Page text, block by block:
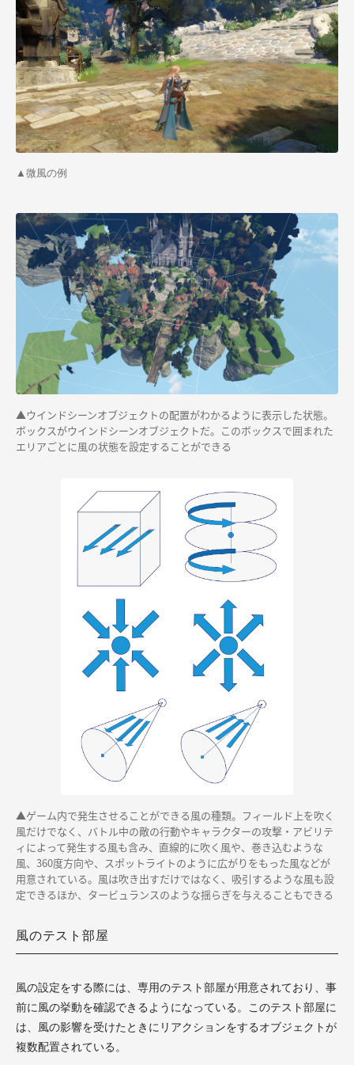
▲微風の例
▲ウインドシーンオブジェクトの配置がわかるように表示した状態。
ボックスがウインドシーンオブジェクトだ。このボックスで囲まれた
エリアごとに風の状態を設定することができる
▲ゲーム内で発生させることができる風の種類。フィールド上を吹く
風だけでなく、バトル中の敵の行動やキャラクターの攻撃・アビリテ
ィによって発生する風も含み、直線的に吹く風や、巻き込むような
風、360度方向や、スポットライトのように広がりをもった風などが
用意されている。風は吹き出すだけではなく、吸引するような風も設
定できるほか、タービュランスのような揺らぎを与えることもできる
風のテスト部屋
風の設定をする際には、専用のテスト部屋が用意されており、事
前に風の挙動を確認できるようになっている。このテスト部屋に
は、風の影響を受けたときにリアクションをするオブジェクトが
複数配置されている。